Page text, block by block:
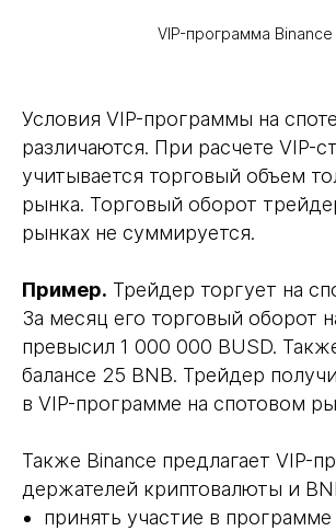
VIP-программа Binance
Условия VIP-программы на
различаются. При расчете VIP-
учитывается торговый объем
рынка. Торговый оборот
рынках не суммируется.
Пример. Трейдер торгует на
За месяц его торговый оборот
превысил 1 000 000 BUSD.
балансе 25 BNB. Трейдер
в VIP-программе на спотовом
Также Binance предлагает VIP-
держателей криптовалюты и
принять участие в